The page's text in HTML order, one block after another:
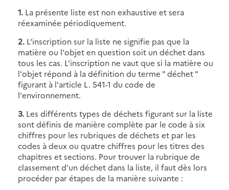
1. La présente liste est non exhaustive et sera
réexaminée périodiquement.
2. L'inscription sur la liste ne signifie pas que la
matière ou l'objet en question soit un déchet dans
tous les cas. L'inscription ne vaut que si la matière ou
l'objet répond à la définition du terme " déchet "
figurant à l'article L. 541-1 du code de
l'environnement.
3. Les différents types de déchets figurant sur la liste
sont définis de manière complète par le code à six
chiffres pour les rubriques de déchets et par les
codes à deux ou quatre chiffres pour les titres des
chapitres et sections. Pour trouver la rubrique de
classement d'un déchet dans la liste, il faut dès lors
procéder par étapes de la manière suivante :